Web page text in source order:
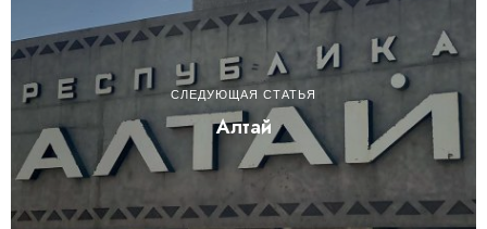
СЛЕДУЮЩАЯ СТАТЬЯ
Алтай